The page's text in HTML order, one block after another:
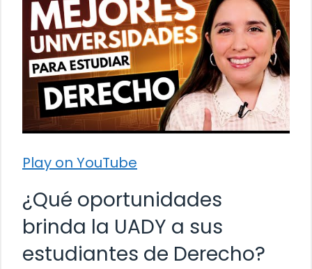
Play on YouTube
¿Qué oportunidades
brinda la UADY a sus
estudiantes de Derecho?